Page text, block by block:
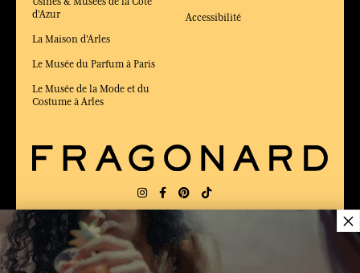
d'Azur
La Maison d'Arles
Le Musée du Parfum à Paris
Le Musée de la Mode et du
Costume à Arles
Accessibilité
LIVRAISON: FR
×